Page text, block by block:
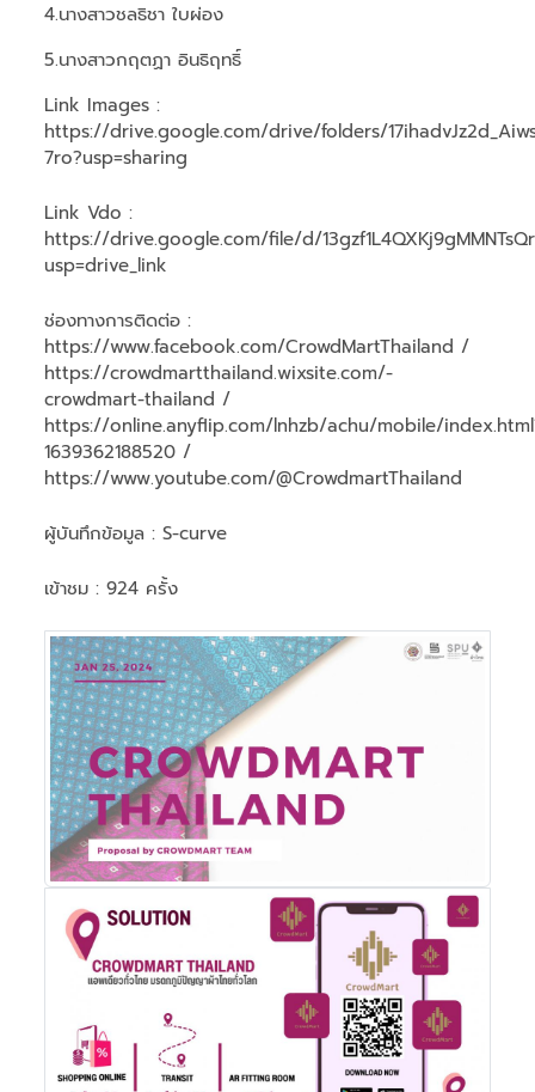
4.นางสาวชลธิชา ใบผ่อง
5.นางสาวกฤตฏา อินธิฤทธิ์
Link Images :
https://drive.google.com/drive/folders/
7ro?usp=sharing
Link Vdo :
https://drive.google.com/file/d/
usp=drive_link
ช่องทางการติดต่อ :
https://www.facebook.com/CrowdMartThailand /
https://crowdmartthailand.wixsite.com/-
crowdmart-thailand /
https://online.anyflip.com/lnhzb/achu/mobile/
1639362188520 /
https://www.youtube.com/@CrowdmartThailand
ผู้บันทึกข้อมูล : S-curve
เข้าชม : 924 ครั้ง